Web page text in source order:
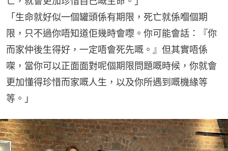
「生命就好似一個罐頭係有期限，死亡就係嗰個期
限，只不過你唔知道佢幾時會嚟。你可能會話：『你
而家仲後生得好，一定唔會死先嘅。』但其實唔係
㗎，當你可以正面面對呢個期限問題嘅時候，你就會
更加懂得珍惜而家嘅人生，以及你所遇到嘅機緣等
等。」